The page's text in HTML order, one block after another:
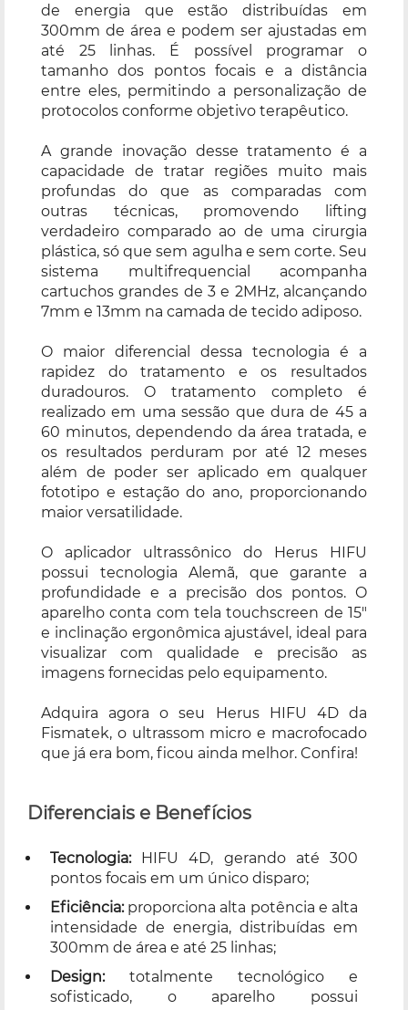
de energia que estão distribuídas em
300mm de área e podem ser ajustadas em
até 25 linhas. É possível programar o
tamanho dos pontos focais e a distância
entre eles, permitindo a personalização de
protocolos conforme objetivo terapêutico.
A grande inovação desse tratamento é a
capacidade de tratar regiões muito mais
profundas do que as comparadas com
outras técnicas, promovendo lifting
verdadeiro comparado ao de uma cirurgia
plástica, só que sem agulha e sem corte. Seu
sistema multifrequencial acompanha
cartuchos grandes de 3 e 2MHz, alcançando
7mm e 13mm na camada de tecido adiposo.
O maior diferencial dessa tecnologia é a
rapidez do tratamento e os resultados
duradouros. O tratamento completo é
realizado em uma sessão que dura de 45 a
60 minutos, dependendo da área tratada, e
os resultados perduram por até 12 meses
além de poder ser aplicado em qualquer
fototipo e estação do ano, proporcionando
maior versatilidade.
O aplicador ultrassônico do Herus HIFU
possui tecnologia Alemã, que garante a
profundidade e a precisão dos pontos. O
aparelho conta com tela touchscreen de 15"
e inclinação ergonômica ajustável, ideal para
visualizar com qualidade e precisão as
imagens fornecidas pelo equipamento.
Adquira agora o seu Herus HIFU 4D da
Fismatek, o ultrassom micro e macrofocado
que já era bom, ficou ainda melhor. Confira!
Diferenciais e Benefícios
Tecnologia:
HIFU 4D, gerando até 300
pontos focais em um único disparo;
Eficiência:proporciona alta potência e alta
intensidade de energia, distribuídas em
300mm de área e até 25 linhas;
Design: totalmente tecnológico e
sofisticado, o aparelho possui